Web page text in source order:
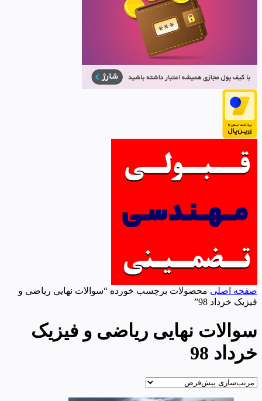
صفحه اصلی محصولات برچسب خورده “سوالات نهایی ریاضی و
فیزیک خرداد 98”
سوالات نهایی ریاضی و فیزیک
خرداد 98